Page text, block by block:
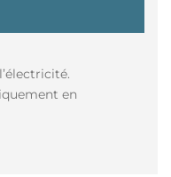
en